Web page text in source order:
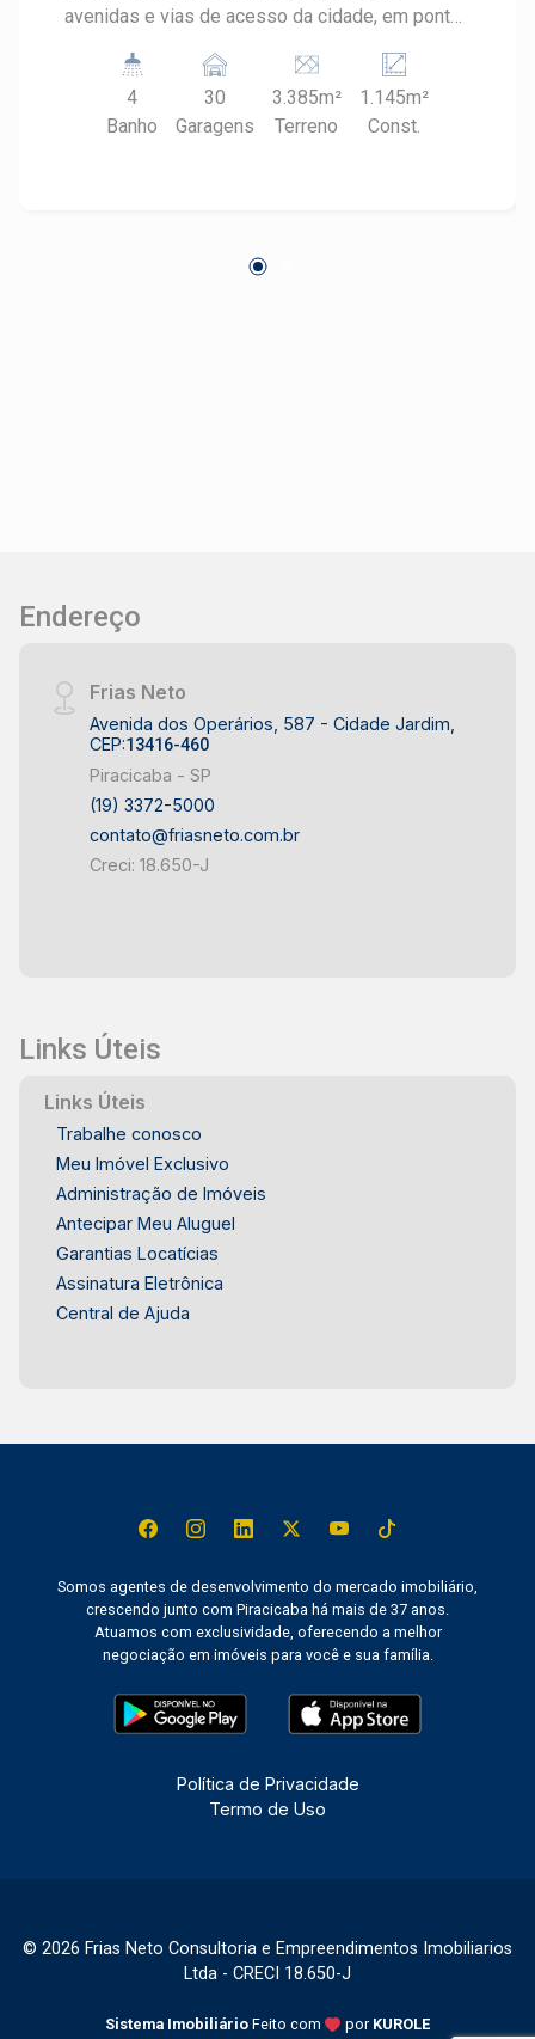
avenidas e vias de acesso da cidade, em ponto
próximo ao shopping, bancos, farmácias e
grandes empresas do setor de comercio e
serviços. É versátil, e abrange players de
ambientes moduladores; - Portaria com guarita -
4
Banho
30
Garagens
3.385m²
Terreno
1.145m²
Const.
Endereço
Frias Neto
Avenida dos Operários, 587 - Cidade Jardim,
CEP:13416-460
Piracicaba - SP
(19) 3372-5000
contato@friasneto.com.br
Creci: 18.650-J
Links Úteis
Links Úteis
Trabalhe conosco
Meu Imóvel Exclusivo
Administração de Imóveis
Antecipar Meu Aluguel
Garantias Locatícias
Assinatura Eletrônica
Central de Ajuda
Somos agentes de desenvolvimento do mercado imobiliário,
crescendo junto com Piracicaba há mais de 37 anos.
Atuamos com exclusividade, oferecendo a melhor
negociação em imóveis para você e sua família.
Política de Privacidade
Termo de Uso
© 2026 Frias Neto Consultoria e Empreendimentos Imobiliarios
Ltda - CRECI 18.650-J
Sistema Imobiliário Feito com por KUROLE